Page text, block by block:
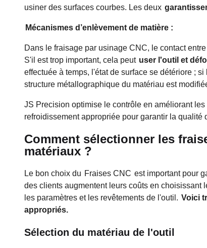
usiner des surfaces courbes. Les deux
Mécanismes d’enlèvement de matière :
Dans le fraisage par usinage CNC, le contact
S'il est trop important, cela peut user l'outil et
effectuée à temps, l'état de surface se détériore ;
structure métallographique du matériau est
JS Precision optimise le contrôle en améliorant
refroidissement appropriée pour garantir la qualité
Comment sélectionner les
matériaux ?
Le bon choix du Fraises CNC est important pour
des clients augmentent leurs coûts en choisissant
les paramètres et les revêtements de l'outil. Voici
appropriés.
Sélection du matériau de l'outil